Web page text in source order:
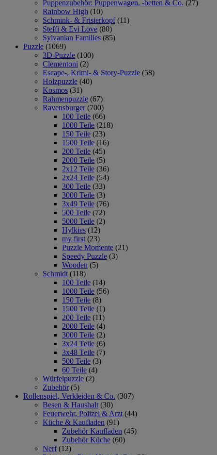
Puppenzubehör: Puppenwagen, -betten & Co. (27)
Rainbow High (10)
Schmink- & Frisierkopf (11)
Steffi & Evi Love (80)
Sylvanian Families (85)
Puzzle (1069)
3D-Puzzle (100)
Clementoni (2)
Escape-, Krimi- & Story-Puzzle (58)
Holzpuzzle (40)
Kosmos (31)
Rahmenpuzzle (67)
Ravensburger (700)
100 Teile (66)
1000 Teile (218)
150 Teile (23)
1500 Teile (16)
200 Teile (45)
2000 Teile (5)
2x12 Teile (36)
2x24 Teile (54)
300 Teile (33)
3000 Teile (3)
3x49 Teile (76)
500 Teile (72)
5000 Teile (2)
Hylkies (12)
my first (23)
Puzzle Momente (21)
Speedy Puzzle (3)
Wooden (5)
Schmidt (118)
100 Teile (14)
1000 Teile (56)
150 Teile (8)
1500 Teile (1)
200 Teile (11)
2000 Teile (4)
3000 Teile (2)
3x24 Teile (6)
3x48 Teile (7)
500 Teile (3)
60 Teile (4)
Würfelpuzzle (2)
Zubehör (5)
Rollenspiel, Verkleiden & Co. (307)
Besen & Haushalt (30)
Feuerwehr, Polizei & Arzt (44)
Küche & Kaufladen (91)
Zubehör Kaufladen (45)
Zubehör Küche (60)
Nerf (12)